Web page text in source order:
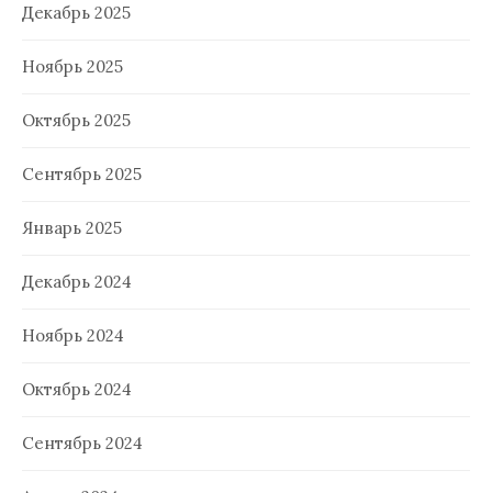
Декабрь 2025
Ноябрь 2025
Октябрь 2025
Сентябрь 2025
Январь 2025
Декабрь 2024
Ноябрь 2024
Октябрь 2024
Сентябрь 2024